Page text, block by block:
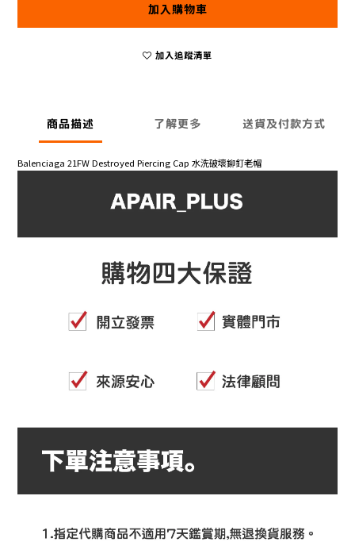
加入購物車
加入追蹤清單
商品描述 了解更多 送貨及付款方式
Balenciaga 21FW Destroyed Piercing Cap 水洗破壞鉚釘老帽